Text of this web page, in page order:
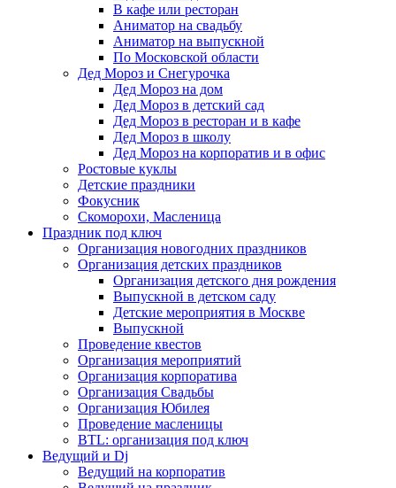
В кафе или ресторан
Аниматор на свадьбу
Аниматор на выпускной
По Московской области
Дед Мороз и Снегурочка
Дед Мороз на дом
Дед Мороз в детский сад
Дед Мороз в ресторан и в кафе
Дед Мороз в школу
Дед Мороз на корпоратив и в офис
Ростовые куклы
Детские праздники
Фокусник
Скоморохи, Масленица
Праздник под ключ
Организация новогодних праздников
Организация детских праздников
Организация детского дня рождения
Выпускной в детском саду
Детские мероприятия в Москве
Выпускной
Проведение квестов
Организация мероприятий
Организация корпоратива
Организация Свадьбы
Организация Юбилея
Проведение масленицы
BTL: организация под ключ
Ведущий и Dj
Ведущий на корпоратив